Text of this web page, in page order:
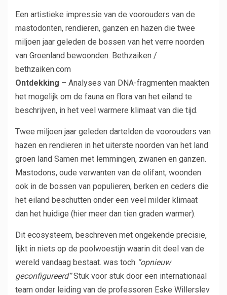
Een artistieke impressie van de voorouders van de
mastodonten, rendieren, ganzen en hazen die twee
miljoen jaar geleden de bossen van het verre noorden
van Groenland bewoonden. Bethzaiken /
bethzaiken.com
Ontdekking – Analyses van DNA-fragmenten maakten
het mogelijk om de fauna en flora van het eiland te
beschrijven, in het veel warmere klimaat van die tijd.
Twee miljoen jaar geleden dartelden de voorouders van
hazen en rendieren in het uiterste noorden van het land
groen land Samen met lemmingen, zwanen en ganzen.
Mastodons, oude verwanten van de olifant, woonden
ook in de bossen van populieren, berken en ceders die
het eiland beschutten onder een veel milder klimaat
dan het huidige (hier meer dan tien graden warmer).
Dit ecosysteem, beschreven met ongekende precisie,
lijkt in niets op de poolwoestijn waarin dit deel van de
wereld vandaag bestaat. was toch “opnieuw
geconfigureerd”Stuk voor stuk door een internationaal
team onder leiding van de professoren Eske Willerslev